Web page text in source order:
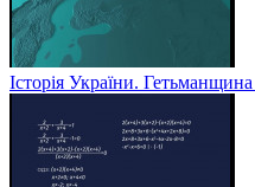
Історія України.